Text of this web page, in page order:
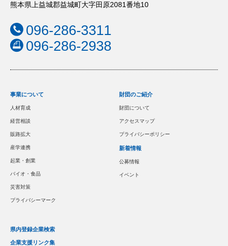
熊本県上益城郡益城町大字田原2081番地10
096-286-3311
096-286-2938
事業について
人材育成
経営相談
販路拡大
産学連携
起業・創業
バイオ・食品
災害対策
プライバシーマーク
財団のご紹介
財団について
アクセスマップ
プライバシーポリシー
新着情報
公募情報
イベント
県内登録企業検索
企業支援リンク集